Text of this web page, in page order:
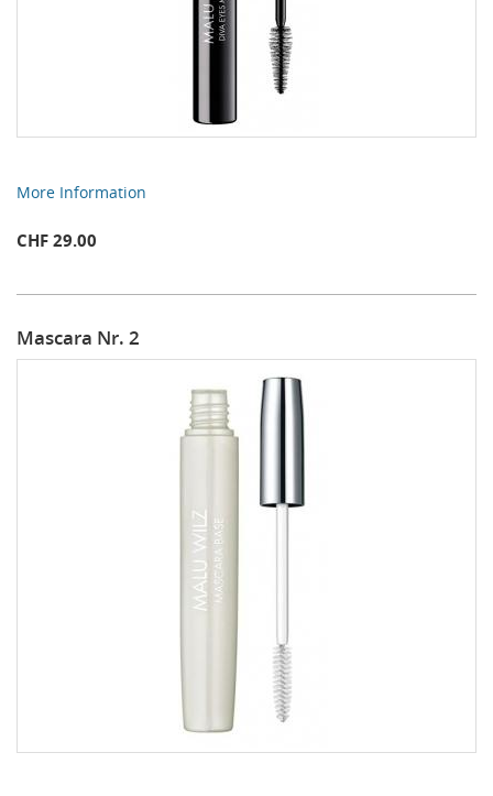
More Information
CHF 29.00
Mascara Nr. 2